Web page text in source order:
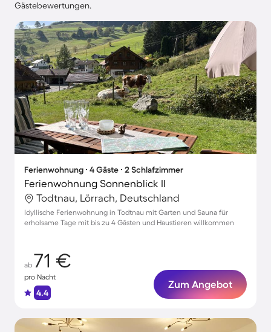
Gästebewertungen.
Ferienwohnung ∙ 4 Gäste ∙ 2 Schlafzimmer
Ferienwohnung Sonnenblick II
Todtnau, Lörrach, Deutschland
Idyllische Ferienwohnung in Todtnau mit Garten und Sauna für
erholsame Tage mit bis zu 4 Gästen und Haustieren willkommen
ab 71 €
pro Nacht
4.4
Zum Angebot